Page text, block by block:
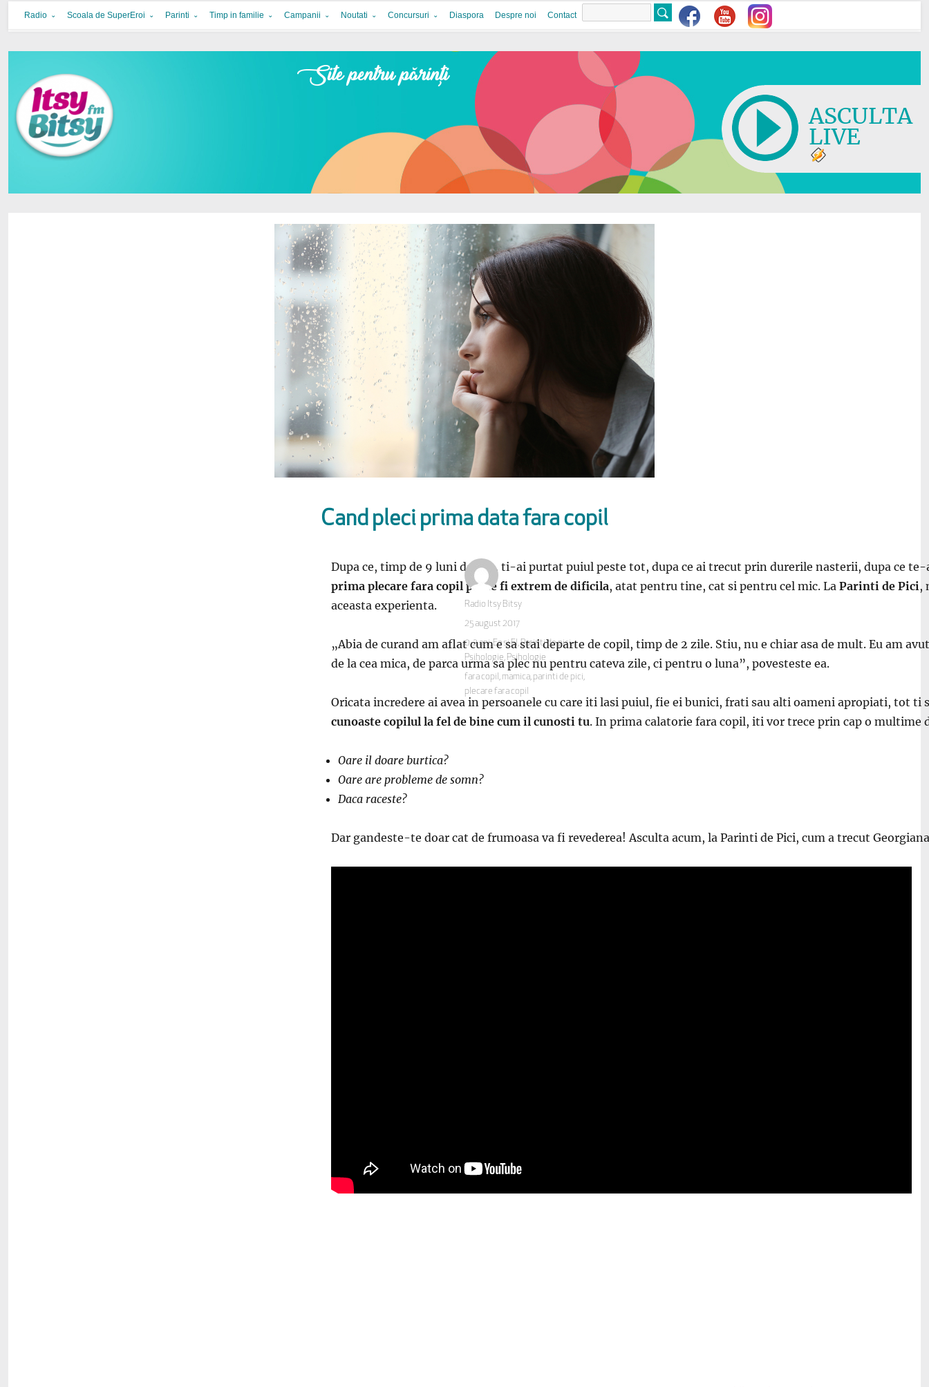
Itsy Bitsy
bucurie in familie
Radio Scoala de SuperEroi Parinti Timp in familie Campanii Noutati Concursuri Diaspora Despre noi Contact
ASCULTA
LIVE
Cand pleci prima data fara copil
Dupa ce, timp de 9 luni de zile, ti-ai purtat puiul peste tot, dupa ce ai trecut prin durerile nasterii, dupa ce
prima plecare fara copil poate fi extrem de dificila, atat pentru tine, cat si pentru cel mic. La Parinti de Pici ,
aceasta experienta.
„Abia de curand am aflat cum e sa stai departe de copil, timp de 2 zile. Stiu, nu e chiar asa de mult. Eu am
de la cea mica, de parca urma sa plec nu pentru cateva zile, ci pentru o luna”, povesteste ea.
Oricata incredere ai avea in persoanele cu care iti lasi puiul, fie ei bunici, frati sau alti oameni apropiati, tot ti
cunoaste copilul la fel de bine cum il cunosti tu. In prima calatorie fara copil, iti vor trece prin cap o multime
Oare il doare burtica?
Oare are probleme de somn?
Daca raceste?
Dar gandeste-te doar cat de frumoasa va fi revederea! Asculta acum, la Parinti de Pici, cum a trecut
Autor
Radio Itsy Bitsy
Publicat
25 august 2017
Categorii
0-2 ani,Ea si El Parinti de pici,
Psihologie Psihologie
Etichete
fara copil mamica, parinti de pici
plecare fara copil